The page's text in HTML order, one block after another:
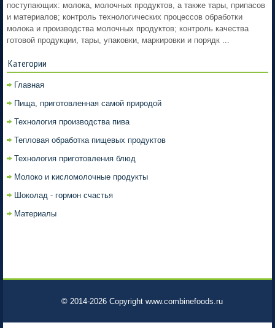
поступающих: молока, молочных продуктов, а также тары, припасов
и материалов; контроль технологических процессов обработки
молока и производства молочных продуктов; контроль качества
готовой продукции, тары, упаковки, маркировки и порядк ...
Категории
Главная
Пища, приготовленная самой природой
Технология производства пива
Тепловая обработка пищевых продуктов
Технология приготовления блюд
Молоко и кисломолочные продукты
Шоколад - гормон счастья
Материалы
© 2014-2026 Copyright www.combinefoods.ru